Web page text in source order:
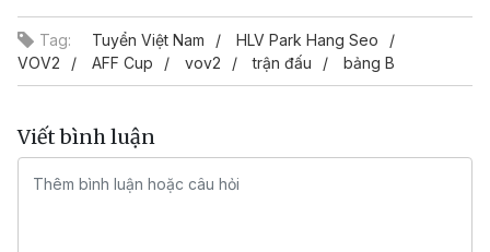
Tag: Tuyển Việt Nam
HLV Park Hang Seo
VOV2
AFF Cup vov2 trận đấu bảng B
Viết bình luận